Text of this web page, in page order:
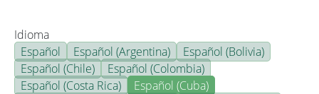
Idioma
Español
Español (Argentina)
Español (Bolivia)
Español (Chile)
Español (Colombia)
Español (Costa Rica)
Español (Cuba)